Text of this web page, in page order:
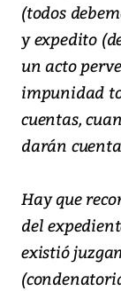
(todos
y expedito
un acto
impunidad
cuentas,
darán
Hay que
del
existió